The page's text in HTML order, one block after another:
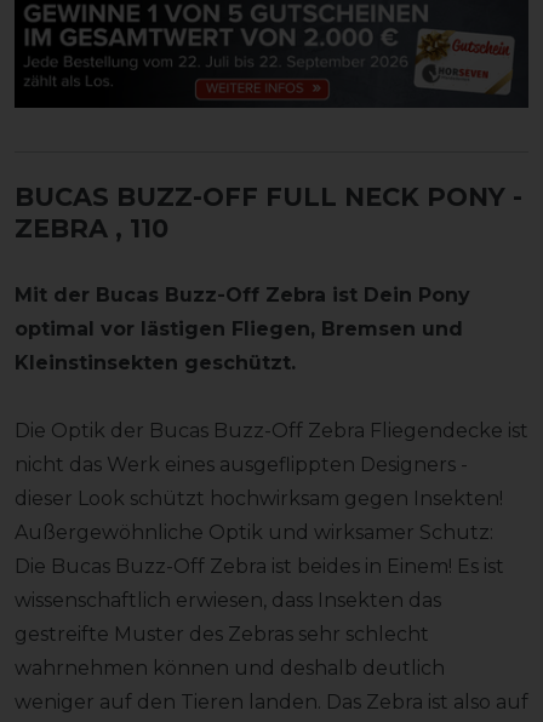
BUCAS BUZZ-OFF FULL NECK PONY -
ZEBRA , 110
Mit der Bucas Buzz-Off Zebra ist Dein Pony
optimal vor lästigen Fliegen, Bremsen und
Kleinstinsekten geschützt.
Die Optik der Bucas Buzz-Off Zebra Fliegendecke ist
nicht das Werk eines ausgeflippten Designers -
dieser Look schützt hochwirksam gegen Insekten!
Außergewöhnliche Optik und wirksamer Schutz:
Die Bucas Buzz-Off Zebra ist beides in Einem! Es ist
wissenschaftlich erwiesen, dass Insekten das
gestreifte Muster des Zebras sehr schlecht
wahrnehmen können und deshalb deutlich
weniger auf den Tieren landen. Das Zebra ist also auf